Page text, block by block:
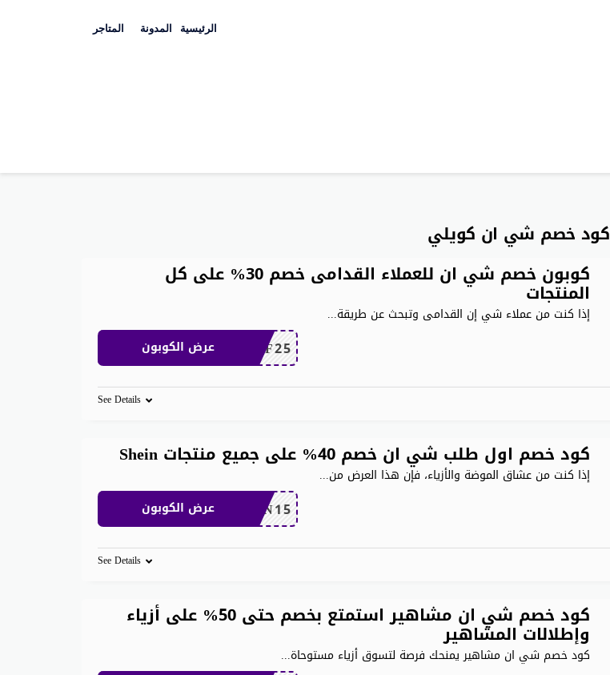
الرئيسية المدونة المتاجر
كود خصم شي ان كويلي
كوبون خصم شي ان للعملاء القدامى خصم 30% على كل
المنتجات
إذا كنت من عملاء شي إن القدامى وتبحث عن طريقة...
MEAF25 عرض الكوبون
See Details
كود خصم اول طلب شي ان خصم 40% على جميع منتجات Shein
إذا كنت من عشاق الموضة والأزياء، فإن هذا العرض من...
SHEN15 عرض الكوبون
See Details
كود خصم شي ان مشاهير استمتع بخصم حتى 50% على أزياء
وإطلالات المشاهير
كود خصم شي ان مشاهير يمنحك فرصة لتسوق أزياء مستوحاة...